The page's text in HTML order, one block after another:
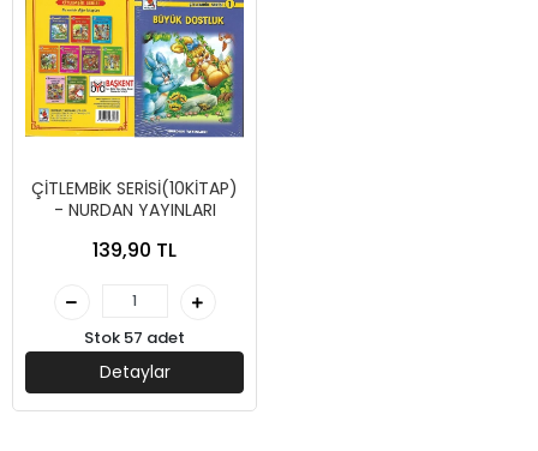
ÇİTLEMBİK SERİSİ(10KİTAP)
- NURDAN YAYINLARI
139,90 TL
Stok 57 adet
Detaylar